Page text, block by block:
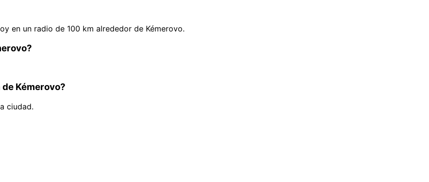
en un radio de 100 km alrededor de Kémerovo.
Kémerovo?
ciudad.